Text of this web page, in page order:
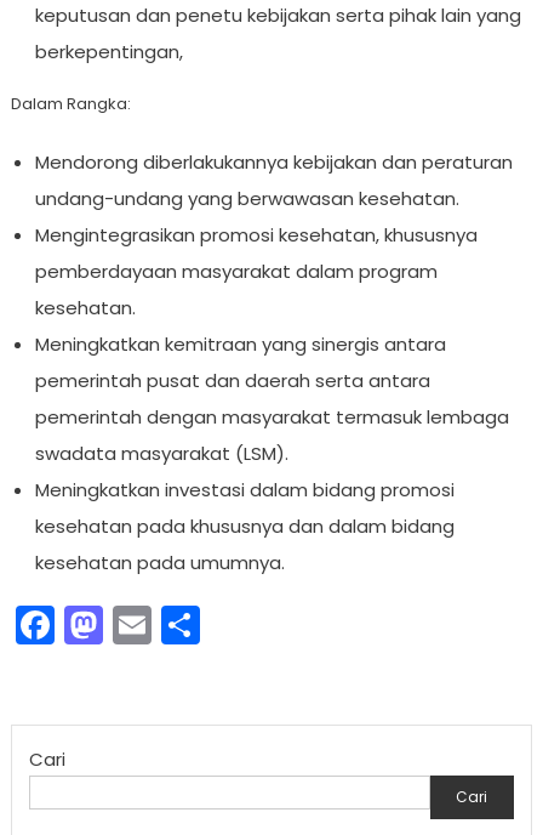
keputusan dan penetu kebijakan serta pihak lain yang
berkepentingan,
Dalam Rangka:
Mendorong diberlakukannya kebijakan dan peraturan
undang-undang yang berwawasan kesehatan.
Mengintegrasikan promosi kesehatan, khususnya
pemberdayaan masyarakat dalam program
kesehatan.
Meningkatkan kemitraan yang sinergis antara
pemerintah pusat dan daerah serta antara
pemerintah dengan masyarakat termasuk lembaga
swadata masyarakat (LSM).
Meningkatkan investasi dalam bidang promosi
kesehatan pada khususnya dan dalam bidang
kesehatan pada umumnya.
Facebook
Mastodon
EmailShare
Cari
Cari